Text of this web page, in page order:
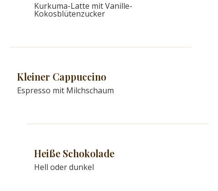
Kurkuma-Latte mit Vanille-
Kokosblütenzucker
Kleiner Cappuccino
Espresso mit Milchschaum
Heiße Schokolade
Hell oder dunkel